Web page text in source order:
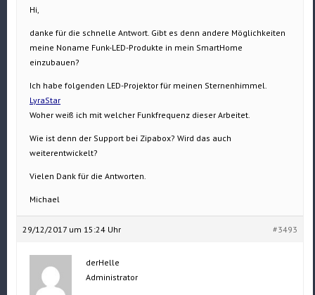
Hi,
danke für die schnelle Antwort. Gibt es denn andere Möglichkeiten
meine Noname Funk-LED-Produkte in mein SmartHome
einzubauen?
Ich habe folgenden LED-Projektor für meinen Sternenhimmel.
LyraStar
Woher weiß ich mit welcher Funkfrequenz dieser Arbeitet.
Wie ist denn der Support bei Zipabox? Wird das auch
weiterentwickelt?
Vielen Dank für die Antworten.
Michael
29/12/2017 um 15:24 Uhr #3493
derHelle
Administrator